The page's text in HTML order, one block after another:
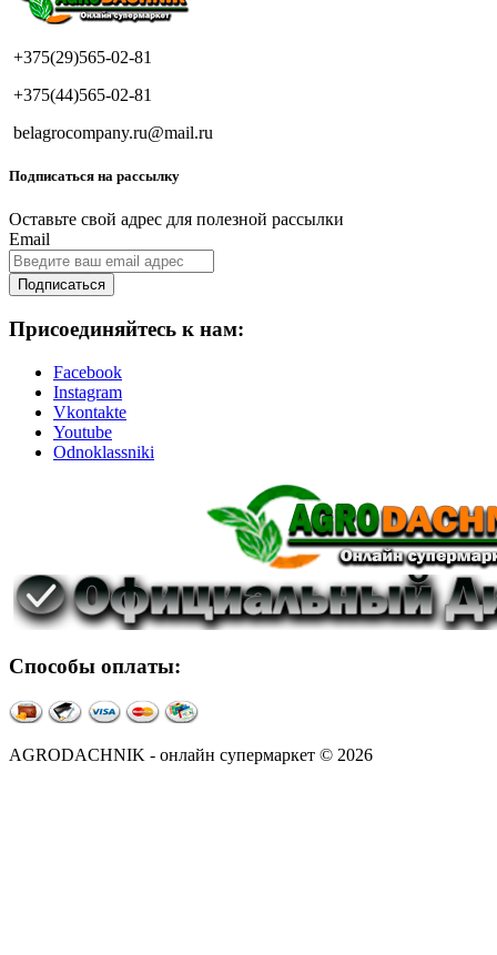
+375(29)565-02-81
+375(44)565-02-81
belagrocompany.ru@mail.ru
Подписаться на рассылку
Оставьте свой адрес для полезной рассылки
Email
Подписаться
Присоединяйтесь к нам:
Facebook
Instagram
Vkontakte
Youtube
Odnoklassniki
Способы оплаты:
AGRODACHNIK - онлайн супермаркет © 2026